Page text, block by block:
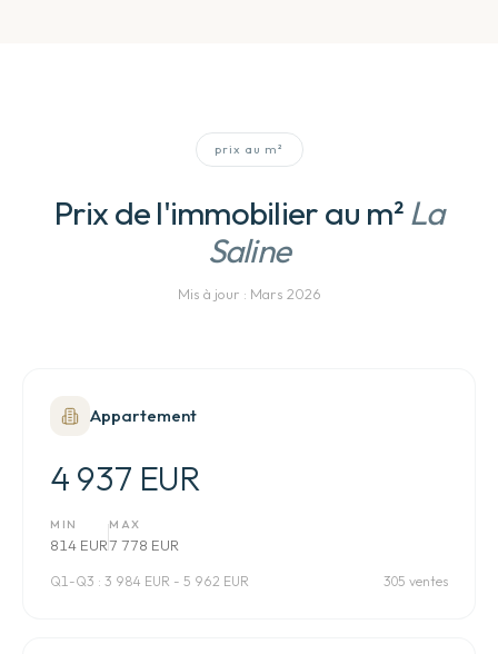
prix au m²
Prix de l'immobilier au m²La
Saline
Mis à jour : Mars 2026
Appartement
4 937 EUR
MIN
814 EUR
MAX
7 778 EUR
Q1-Q3 : 3 984 EUR - 5 962 EUR 305 ventes